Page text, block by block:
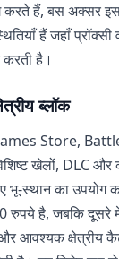
करते हैं, बस अक्सर
हैं जहाँ
है।
ब्लॉक
Store,
खेलों, DLC और
भू-स्थान का उपयोग
रुपये है, जबकि दूसरे
आवश्यक क्षेत्रीय